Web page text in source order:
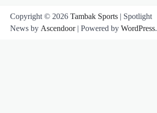
Copyright © 2026 Tambak Sports | Spotlight
News by Ascendoor| Powered by WordPress.